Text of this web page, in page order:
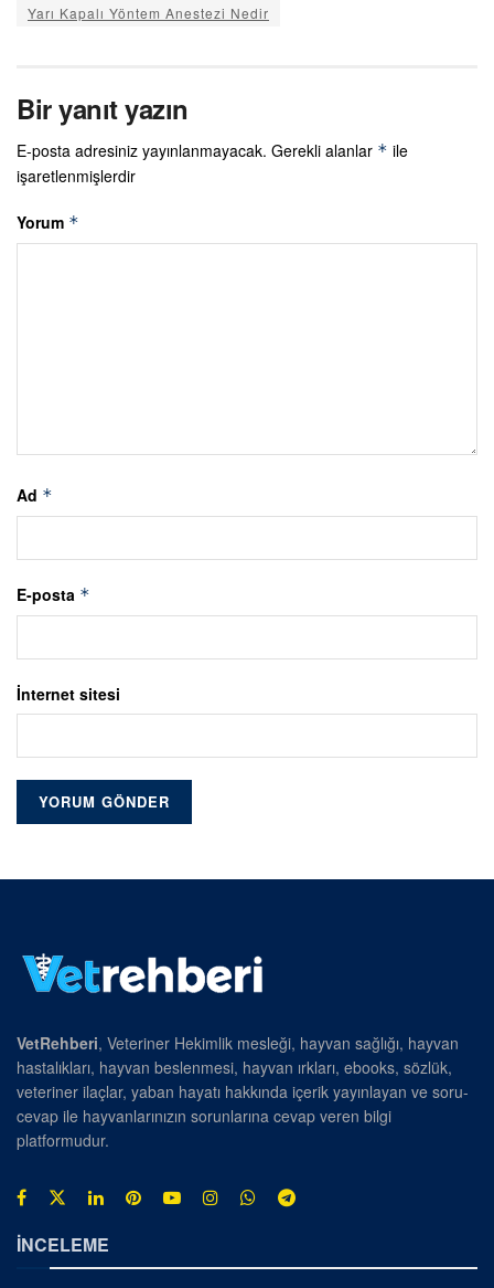
Yarı Kapalı Yöntem Anestezi Nedir
Bir yanıt yazın
E-posta adresiniz yayınlanmayacak. Gerekli alanlar * ile
işaretlenmişlerdir
Yorum *
Ad *
E-posta *
İnternet sitesi
VetRehberi, Veteriner Hekimlik mesleği, hayvan sağlığı, hayvan
hastalıkları, hayvan beslenmesi, hayvan ırkları, ebooks, sözlük,
veteriner ilaçlar, yaban hayatı hakkında içerik yayınlayan ve soru-
cevap ile hayvanlarınızın sorunlarına cevap veren bilgi
platformudur.
İNCELEME